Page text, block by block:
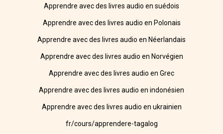
Apprendre avec des livres audio en suédois
Apprendre avec des livres audio en Polonais
Apprendre avec des livres audio en Néerlandais
Apprendre avec des livres audio en Norvégien
Apprendre avec des livres audio en Grec
Apprendre avec des livres audio en indonésien
Apprendre avec des livres audio en ukrainien
fr/cours/apprendere-tagalog